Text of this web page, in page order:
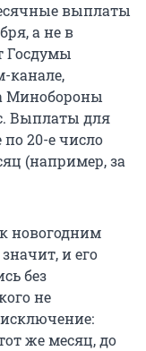
выплаты
а не в
Госдумы
канале,
Минобороны
Выплаты для
20-е число
(например, за
новогодним
и его
без
не
же месяц, до